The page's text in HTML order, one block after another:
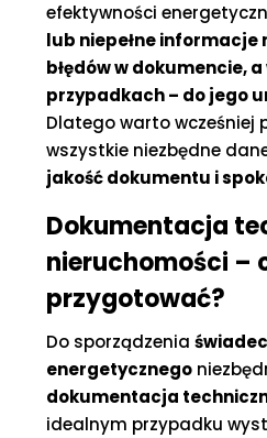
efektywności
lub niepełne informacje
błędów w dokumencie,
przypadkach – do jego
Dlatego warto wcześniej
wszystkie niezbędne
jakość dokumentu i
Dokumentacja
nieruchomości –
przygotować?
Do sporządzenia
energetycznego
dokumentacja
idealnym przypadku